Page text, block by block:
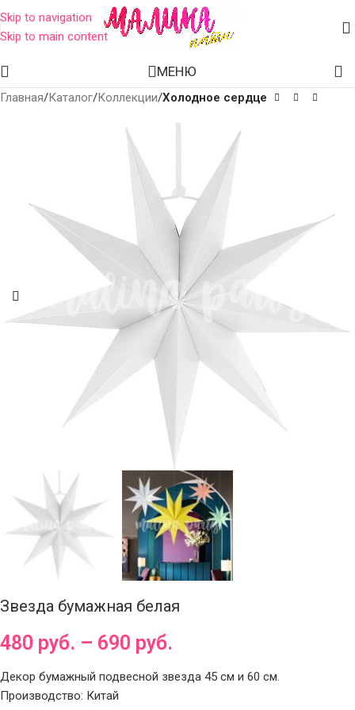
Skip to navigation
Skip to main content
МЕНЮ
Главная Каталог Коллекции Холодное сердце
Звезда бумажная белая
480 руб. – 690 руб.
Декор бумажный подвесной звезда 45 см и 60 см.
Производство: Китай